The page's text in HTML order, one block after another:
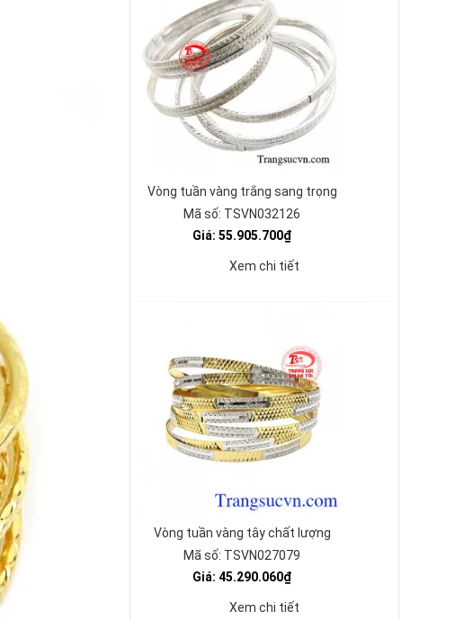
Vòng tuần vàng trắng sang trọng
Mã số: TSVN032126
Giá: 55.905.700₫
Xem chi tiết
Vòng tuần vàng tây chất lượng
Mã số: TSVN027079
Giá: 45.290.060₫
Xem chi tiết